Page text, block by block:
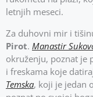
letnjih meseci.
Za duhovni mir i
Pirot. Manastir
okruženju, poznat je
i freskama koje
Temska, koji je jedan